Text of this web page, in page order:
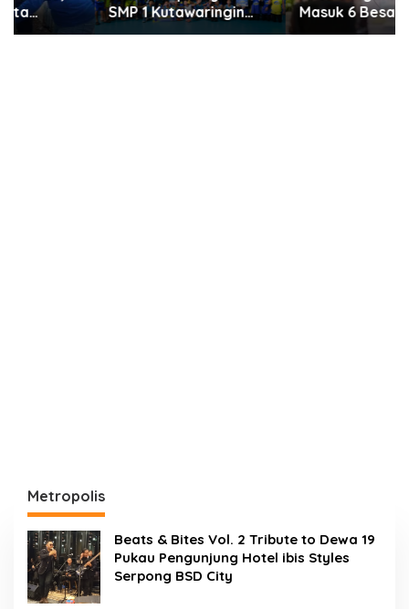
SMP 1 Kutawaringin
Juara Puncak PLN
Masuk 6 Besar
Penilaian PTSP dan
Metropolis
Beats & Bites Vol. 2 Tribute to Dewa 19
Pukau Pengunjung Hotel ibis Styles
Serpong BSD City